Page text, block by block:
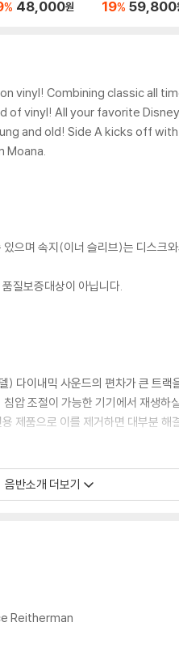
% 48,000원 19% 59,800
vinyl! Combining classic all
vinyl! All your favorite
and old! Side A kicks off
Moana.
으며 속지(이너 슬리브)는 디스크
질보증대상이 아닙니다.
다이내믹 사운드의 편차가 큰 트랙
압 조절이 가능한 기기에서 재생하
제품으로 이를 제거하면 대부분 해
거나 휘어지는 경우가 있습니다.
디스크 센터 홀 구경이 작게 제작
며, 이는 상품의 불량이 아닙니다.
음반소개 더보기
Reitherman